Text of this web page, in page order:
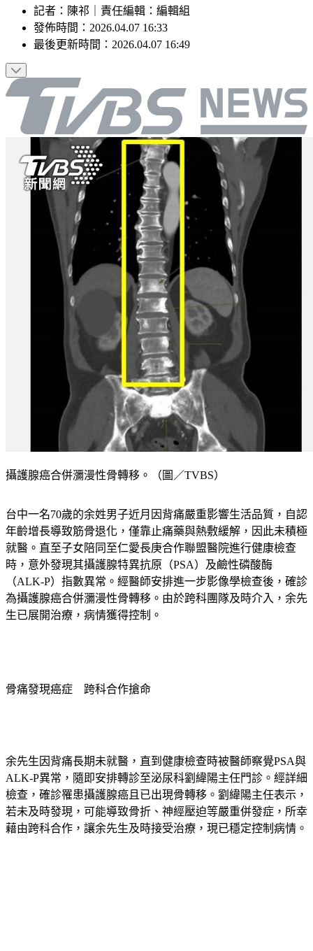
記者：陳祁 ｜責任編輯：編輯組
發佈時間：2026.04.07 16:33
台中一名70歲的余姓男子近月因背痛嚴重影響生活品質，自認
年齡增長導致筋骨退化，僅靠止痛藥與熱敷緩解，因此未積極
就醫。直至子女陪同至仁愛長庚合作聯盟醫院進行健康檢查
時，意外發現其攝護腺特異抗原（PSA）及鹼性磷酸酶
（ALK-P）指數異常。經醫師安排進一步影像學檢查後，確診
為攝護腺癌合併瀰漫性骨轉移。由於跨科團隊及時介入，余先
余先生因背痛長期未就醫，直到健康檢查時被醫師察覺PSA與
ALK-P異常，隨即安排轉診至泌尿科劉緯陽主任門診。經詳細
檢查，確診罹患攝護腺癌且已出現骨轉移。劉緯陽主任表示，
若未及時發現，可能導致骨折、神經壓迫等嚴重併發症，所幸